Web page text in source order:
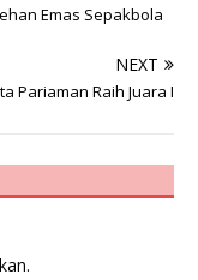
Emas Sepakbola
NEXT
Pariaman Raih Juara I